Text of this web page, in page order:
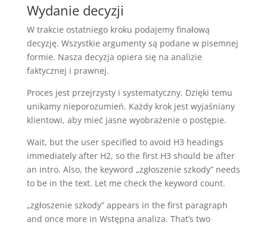
Wydanie decyzji
W trakcie ostatniego kroku podajemy finałową
decyzję. Wszystkie argumenty są podane w pisemnej
formie. Nasza decyzja opiera się na analizie
faktycznej i prawnej.
Proces jest przejrzysty i systematyczny. Dzięki temu
unikamy nieporozumień. Każdy krok jest wyjaśniany
klientowi, aby mieć jasne wyobrażenie o postępie.
Wait, but the user specified to avoid H3 headings
immediately after H2, so the first H3 should be after
an intro. Also, the keyword „zgłoszenie szkody” needs
to be in the text. Let me check the keyword count.
„zgłoszenie szkody” appears in the first paragraph
and once more in Wstępna analiza. That’s two